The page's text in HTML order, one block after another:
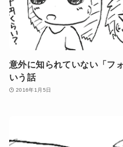
意外に知られていない「フ
いう話
2016年1月5日